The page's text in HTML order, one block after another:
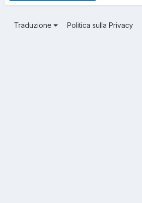
Traduzione Politica sulla Privacy